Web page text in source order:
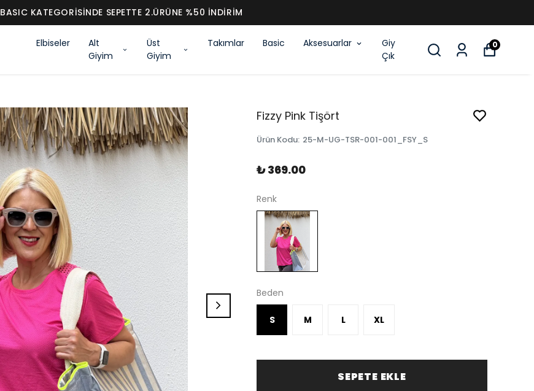
BASIC KATEGORİSİNDE SEPETTE 2.ÜRÜNE %50 İNDİRİM
Elbiseler
Alt
Giyim
Üst
Giyim
Takımlar Basic Aksesuarlar
Giy
Çık
0
Fizzy Pink Tişört
Ürün Kodu: 25-M-UG-TSR-001-001_FSY_S
₺ 369.00
Renk
Beden
S M L XL
SEPETE EKLE